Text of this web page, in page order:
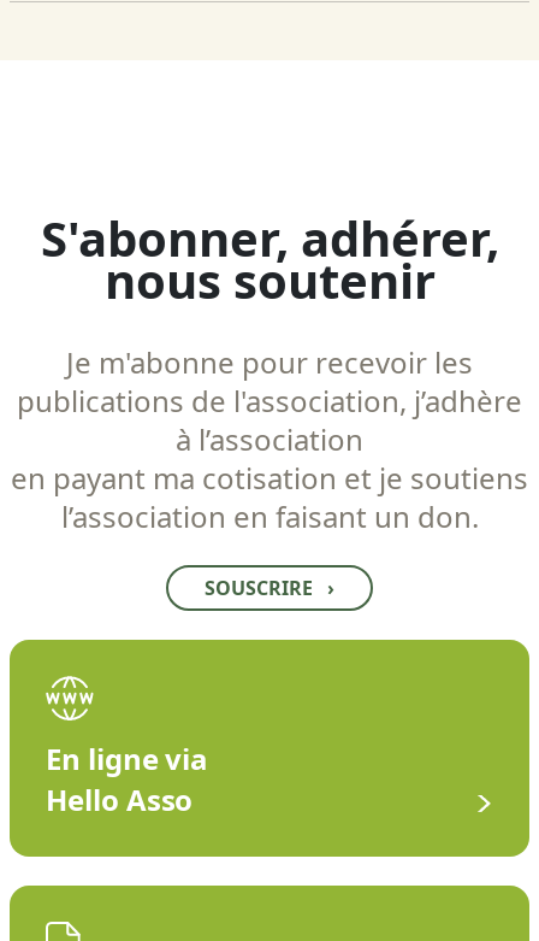
S'abonner, adhérer,
nous soutenir
Je m'abonne pour recevoir les
publications de l'association, j’adhère
à l’association
en payant ma cotisation et je soutiens
l’association en faisant un don.
SOUSCRIRE ›
En ligne via
Hello Asso